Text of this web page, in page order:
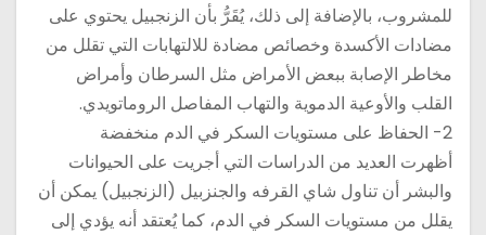
للمشروب، بالإضافة إلى ذلك، يُقَرُّ بأن الزنجبيل يحتوي على
مضادات الأكسدة وخصائص مضادة للالتهابات التي تقلل من
مخاطر الإصابة ببعض الأمراض مثل السرطان وأمراض
القلب والأوعية الدموية والتهاب المفاصل الروماتويدي.
2- الحفاظ على مستويات السكر في الدم منخفضة
أظهرت العديد من الدراسات التي أجريت على الحيوانات
والبشر أن تناول شاي القرفه والجنزبيل (الزنجبيل) يمكن أن
يقلل من مستويات السكر في الدم، كما يُعتقد أنه يؤدي إلى